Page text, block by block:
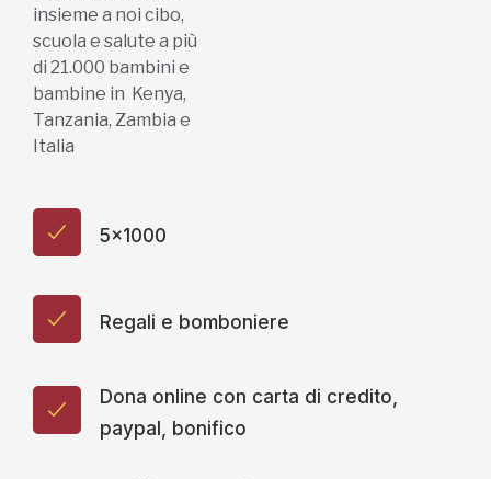
insieme a noi cibo,
scuola e salute a più
di 21.000 bambini e
bambine in Kenya,
Tanzania, Zambia e
Italia
5x1000
Regali e bomboniere
Dona online con carta di credito,
paypal, bonifico